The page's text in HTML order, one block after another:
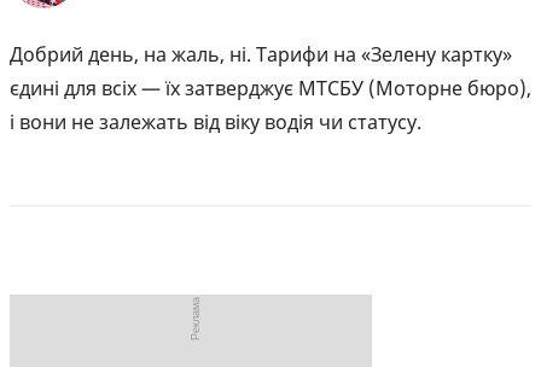
Добрий день, на жаль, ні. Тарифи на «Зелену картку»
єдині для всіх — їх затверджує МТСБУ (Моторне бюро),
і вони не залежать від віку водія чи статусу.